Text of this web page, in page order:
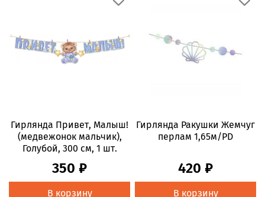
Гирлянда Привет, Малыш!
(медвежонок мальчик),
Голубой, 300 см, 1 шт.
350 ₽
В корзину
Гирлянда Ракушки Жемчуг
перлам 1,65м/PD
420 ₽
В корзину